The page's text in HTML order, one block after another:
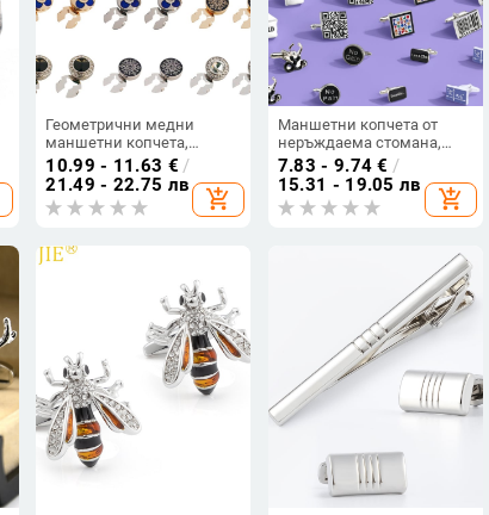
Геометрични медни
маншетни копчета,
френски унисекс стил,
маслен финиш
10.99 - 11.63 € /
21.49 - 22.75 лв
add_shopping_cart
Маншетни копчета от
неръждаема стомана,
френски стил, унисекс,
геометричен дизайн,
бели кристали,
електроплатирани, марка
7.83 - 9.74 € /
15.31 - 19.05 лв
add_shopping_cart